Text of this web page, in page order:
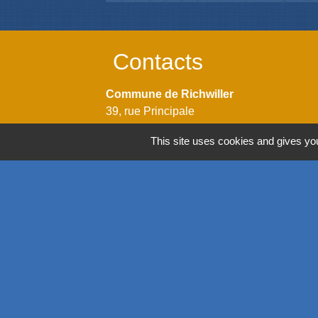
Contacts
Commune de Richwiller
39, rue Principale
+33 3 89 53 54 44
This site uses cookies and gives